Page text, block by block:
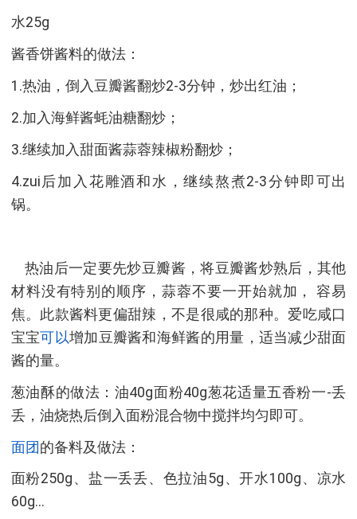
水25g
酱香饼酱料的做法：
1.热油，倒入豆瓣酱翻炒2-3分钟，炒出红油；
2.加入海鲜酱蚝油糖翻炒；
3.继续加入甜面酱蒜蓉辣椒粉翻炒；
4.zui后加入花雕酒和水，继续熬煮2-3分钟即可出
锅。
热油后一定要先炒豆瓣酱，将豆瓣酱炒熟后，其他
材料没有特别的顺序，蒜蓉不要一开始就加， 容易
焦。此款酱料更偏甜辣，不是很咸的那种。爱吃咸口
宝宝可以增加豆瓣酱和海鲜酱的用量，适当减少甜面
酱的量。
葱油酥的做法：油40g面粉40g葱花适量五香粉一-丢
丢，油烧热后倒入面粉混合物中搅拌均匀即可。
面团的备料及做法：
面粉250g、盐一丢丢、色拉油5g、开水100g、凉水
60g...